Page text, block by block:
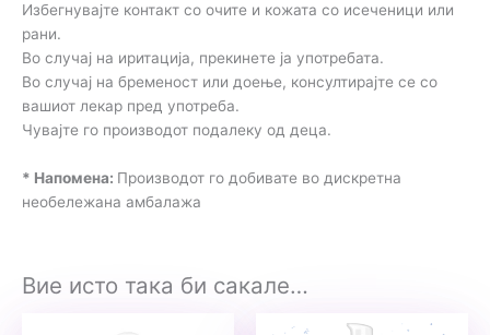
Избегнувајте контакт со очите и кожата со исеченици или
рани.
Во случај на иритација, прекинете ја употребата.
Во случај на бременост или доење, консултирајте се со
вашиот лекар пред употреба.
Чувајте го производот подалеку од деца.
* Напомена: Производот го добивате во дискретна
необележана амбалажа
Вие исто така би сакале…